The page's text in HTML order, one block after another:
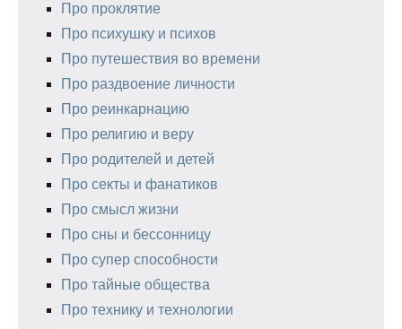
Про проклятие
Про психушку и психов
Про путешествия во времени
Про раздвоение личности
Про реинкарнацию
Про религию и веру
Про родителей и детей
Про секты и фанатиков
Про смысл жизни
Про сны и бессонницу
Про супер способности
Про тайные общества
Про технику и технологии